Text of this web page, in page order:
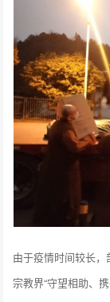
由于疫情时间较长
宗教界“守望相助、